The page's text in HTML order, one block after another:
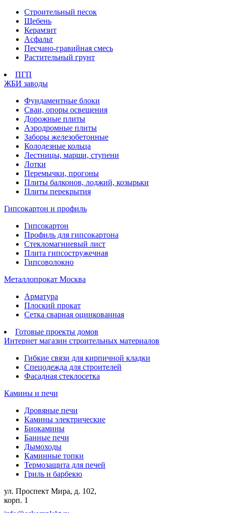
Строительный песок
Щебень
Керамзит
Асфальт
Песчано-гравийная смесь
Растительный грунт
ПГП
ЖБИ заводы
Фундаментные блоки
Сваи, опоры освещения
Дорожные плиты
Аэродромные плиты
Заборы железобетонные
Колодезные кольца
Лестницы, марши, ступени
Лотки
Перемычки, прогоны
Плиты балконов, лоджий, козырьки
Плиты перекрытия
Гипсокартон и профиль
Гипсокартон
Профиль для гипсокартона
Стекломагниевый лист
Плита гипсостружечная
Гипсоволокно
Металлопрокат Москва
Арматура
Плоский прокат
Сетка сварная оцинкованная
Готовые проекты домов
Интернет магазин строительных материалов
Гибкие связи для кирпичной кладки
Спецодежда для строителей
Фасадная стеклосетка
Камины и печи
Дровяные печи
Камины электрические
Биокамины
Банные печи
Дымоходы
Каминные топки
Термозащита для печей
Гриль и барбекю
ул. Проспект Мира, д. 102,
корп. 1